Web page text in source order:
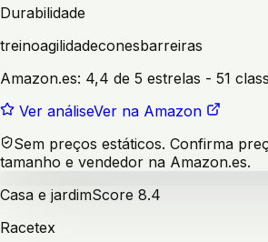
Durabilidade
treinoagilidadeconesbarreiras
Amazon.es: 4,4 de 5 estrelas - 51
Ver análiseVer na Amazon
Sem preços estáticos. Confirma
tamanho e vendedor na Amazon.es.
Casa e jardimScore 8.4
Racetex